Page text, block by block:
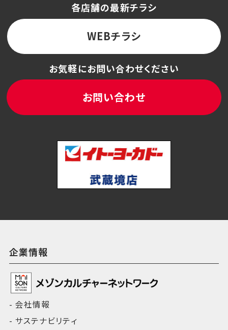
各店舗の最新チラシ
WEBチラシ
お気軽にお問い合わせください
お問い合わせ
企業情報
会社情報
サステナビリティ